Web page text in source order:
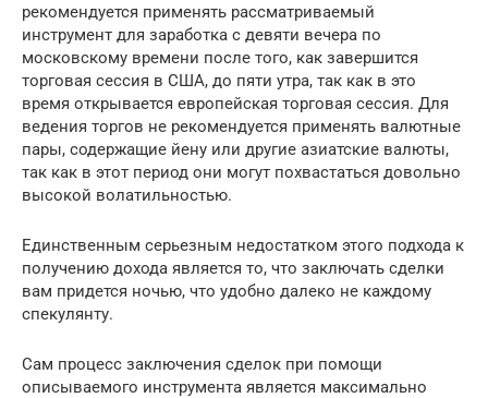
рекомендуется применять рассматриваемый
инструмент для заработка с девяти вечера по
московскому времени после того, как завершится
торговая сессия в США, до пяти утра, так как в это
время открывается европейская торговая сессия. Для
ведения торгов не рекомендуется применять валютные
пары, содержащие йену или другие азиатские валюты,
так как в этот период они могут похвастаться довольно
высокой волатильностью.
Единственным серьезным недостатком этого подхода к
получению дохода является то, что заключать сделки
вам придется ночью, что удобно далеко не каждому
спекулянту.
Сам процесс заключения сделок при помощи
описываемого инструмента является максимально